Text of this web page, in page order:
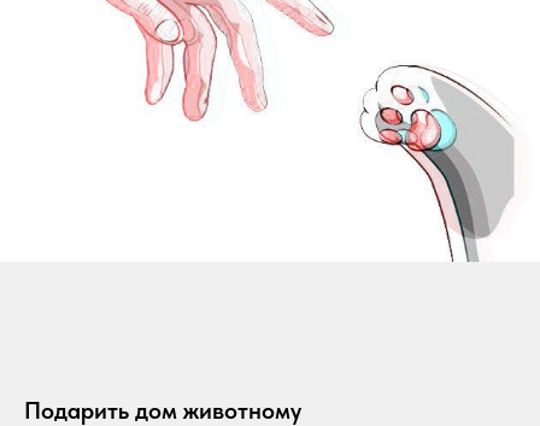
Подарить дом животному